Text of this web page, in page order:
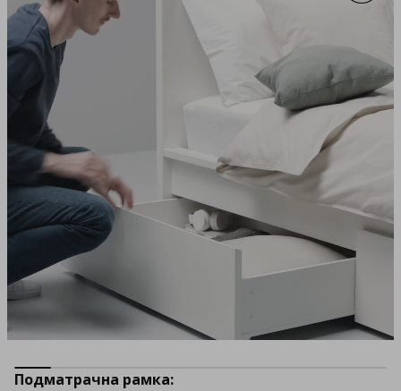
Подматрачна рамка: